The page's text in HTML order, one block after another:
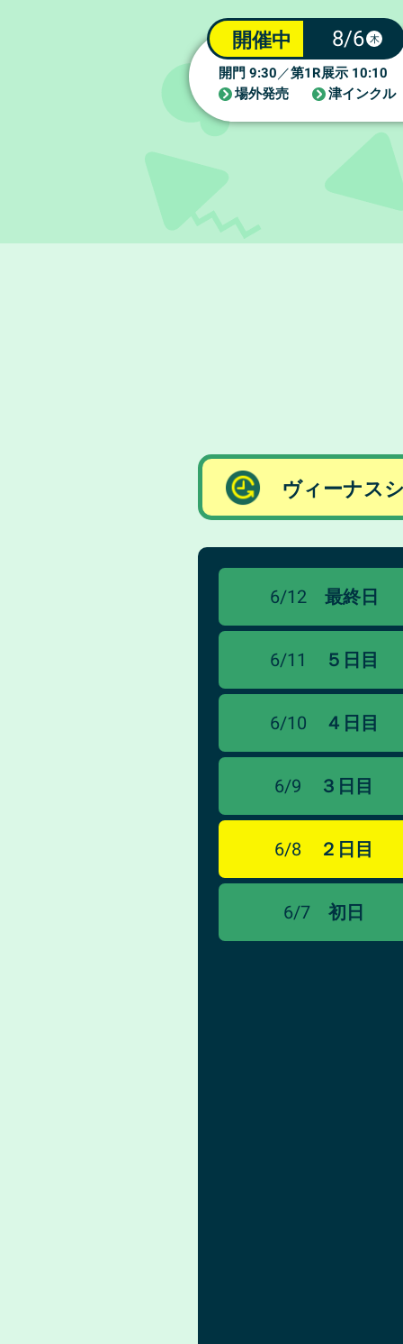
開催中 8/6 木
開門 9:30 ／第1R展示 10:10
場外発売 津インクル
ヴィーナス
6/7 初日
6/8 ２日目
6/9 ３日目
6/10 ４日目
6/11 ５日目
6/12最終日